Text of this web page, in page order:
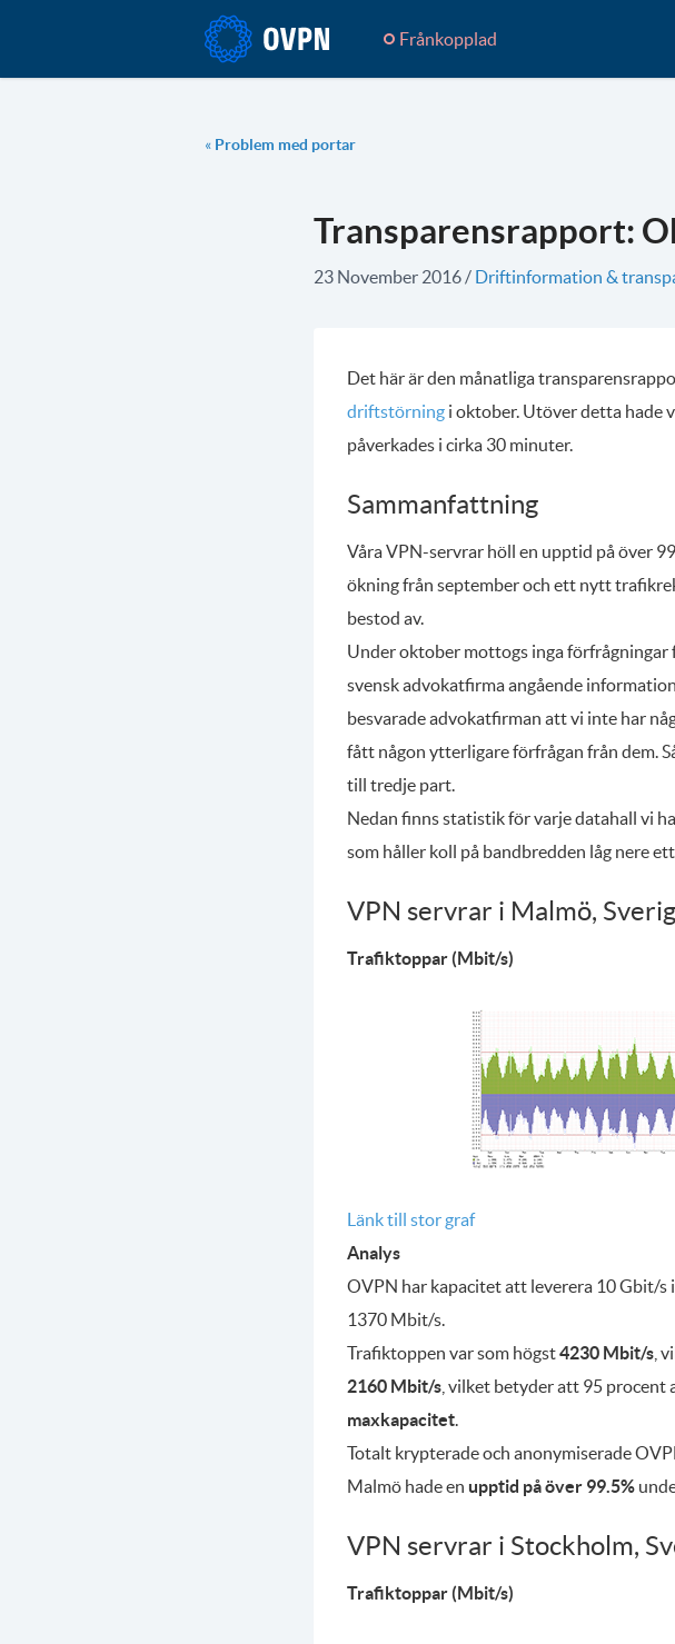
Frånkopplad
« Problem med portar
Transparensrapport:
23 November 2016/ Driftinformation &
Det här är den månatliga
driftstörningi oktober. Utöver detta hade
påverkades i cirka 30 minuter.
Sammanfattning
Våra VPN-servrar höll en upptid på över
ökning från september och ett nytt
bestod av.
Under oktober mottogs inga
svensk advokatfirma angående
besvarade advokatfirman att vi inte har
fått någon ytterligare förfrågan från dem.
till tredje part.
Nedan finns statistik för varje datahall vi
som håller koll på bandbredden låg nere
VPN servrar i Malmö,
Trafiktoppar (Mbit/s)
Länk till stor graf
Analys
OVPN har kapacitet att leverera 10 Gbit/
1370 Mbit/s.
Trafiktoppen var som högst4230 Mbit/s,
2160 Mbit/s, vilket betyder att 95 procent
maxkapacitet.
Totalt krypterade och anonymiserade
Malmö hade en upptid på över 99.5%
VPN servrar i Stockholm,
Trafiktoppar (Mbit/s)